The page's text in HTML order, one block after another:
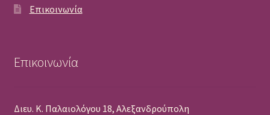
Επικοινωνία
Επικοινωνία
Διευ. Κ. Παλαιολόγου 18, Αλεξανδρούπολη